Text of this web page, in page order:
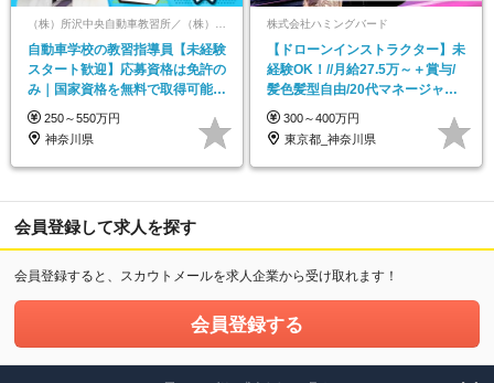
自動車学校の教習指導員【未経験
スタート歓迎】応募資格は免許の
み｜国家資格を無料で取得可能｜
研修6ヶ月
250～550万円
神奈川県
株式会社ハミングバード
【ドローンインストラクター】未
経験OK！//月給27.5万～＋賞与/
髪色髪型自由/20代マネージャー
続々誕生！
300～400万円
東京都_神奈川県
会員登録して求人を探す
会員登録すると、スカウトメールを求人企業から受け取れます！
会員登録する